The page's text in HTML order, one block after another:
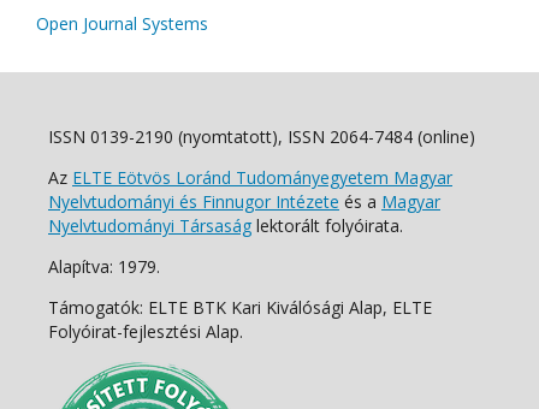
Open Journal Systems
ISSN 0139-2190 (nyomtatott), ISSN 2064-7484 (online)
Az ELTE Eötvös Loránd Tudományegyetem Magyar
Nyelvtudományi és Finnugor Intézete és a Magyar
Nyelvtudományi Társaság lektorált folyóirata.
Alapítva: 1979.
Támogatók: ELTE BTK Kari Kiválósági Alap, ELTE
Folyóirat-fejlesztési Alap.